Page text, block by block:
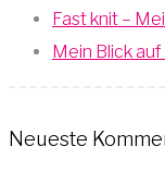
Fast knit –
Mein Blick
Neueste